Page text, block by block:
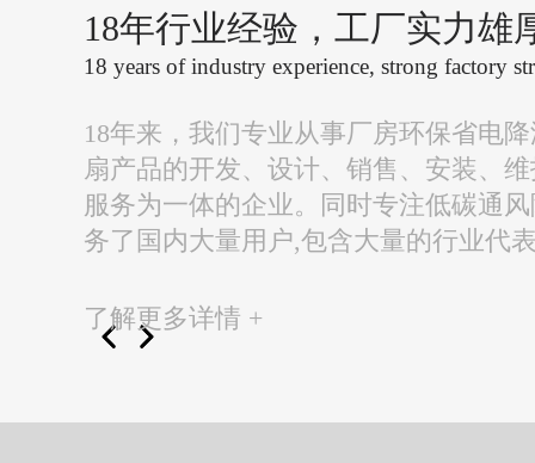
18年行业经验，工厂实力雄
18 years of industry experience, strong factory
18年来，我们专业从事厂房环保省电
扇产品的开发、设计、销售、安装、
服务为一体的企业。同时专注低碳通
务了国内大量用户,包含大量的行业代
了解更多详情 +